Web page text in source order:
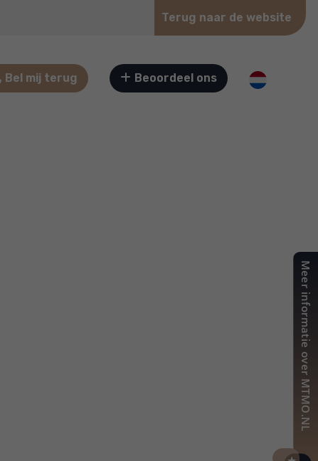
Terug naar de website
Bel mij terug Beoordeel ons